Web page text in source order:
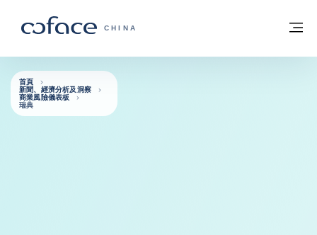
科法斯：攜手共創安全貿易 - 首頁
CHINA
返回首頁
首頁
新聞、經濟分析及洞察
商業風險儀表板
瑞典